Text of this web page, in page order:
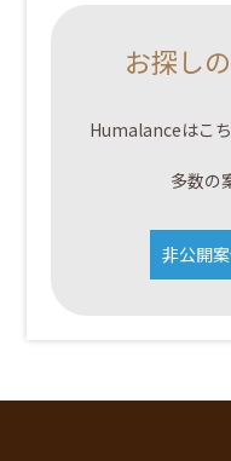
お探し
Humalanceはこ
多数の
非公開